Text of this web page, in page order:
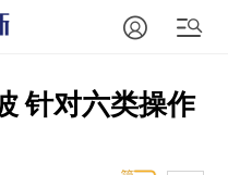
针对六类操作